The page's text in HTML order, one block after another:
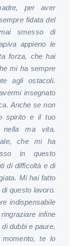
per aver
fidata del
smesso di
appieno le
forza, che hai
mi ha sempre
agli ostacoli.
insegnato
Anche se non
spirito e il tuo
nella ma vita.
che mi ha
in questo
di difficoltà e di
Mi hai fatto
questo lavoro.
indispensabile
infine
dubbi e paure,
te lo